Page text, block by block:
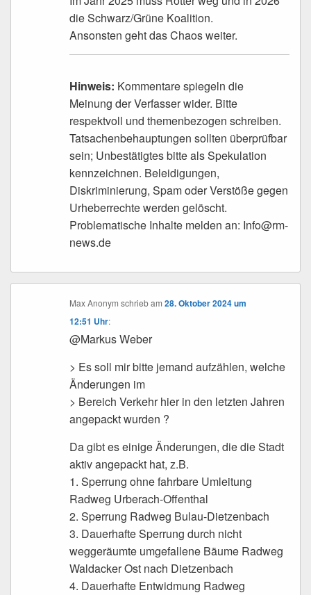
die Schwarz/Grüne Koalition.
Ansonsten geht das Chaos weiter.
Hinweis: Kommentare spiegeln die
Meinung der Verfasser wider. Bitte
respektvoll und themenbezogen schreiben.
Tatsachenbehauptungen sollten überprüfbar
sein; Unbestätigtes bitte als Spekulation
kennzeichnen. Beleidigungen,
Diskriminierung, Spam oder Verstöße gegen
Urheberrechte werden gelöscht.
Problematische Inhalte melden an: Info@rm-
news.de
Max Anonym schriebam28. Oktober 2024 um
12:51 Uhr:
@Markus Weber
> Es soll mir bitte jemand aufzählen, welche
Änderungen im
> Bereich Verkehr hier in den letzten Jahren
angepackt wurden ?
Da gibt es einige Änderungen, die die Stadt
aktiv angepackt hat, z.B.
1. Sperrung ohne fahrbare Umleitung
Radweg Urberach-Offenthal
2. Sperrung Radweg Bulau-Dietzenbach
3. Dauerhafte Sperrung durch nicht
weggeräumte umgefallene Bäume Radweg
Waldacker Ost nach Dietzenbach
4. Dauerhafte Entwidmung Radweg